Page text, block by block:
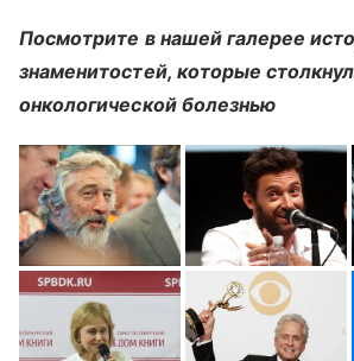
Посмотрите в нашей галерее
знаменитостей, которые
онкологической болезнью